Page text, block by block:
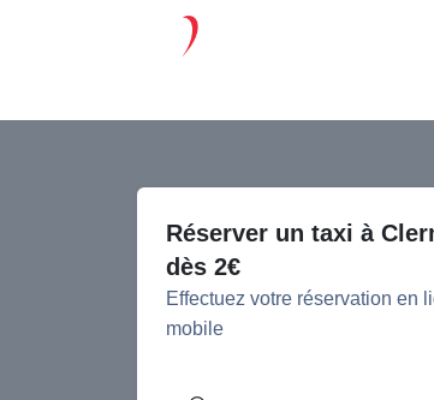
Réserver un taxi à
dès 2€
Effectuez votre réservation en
mobile